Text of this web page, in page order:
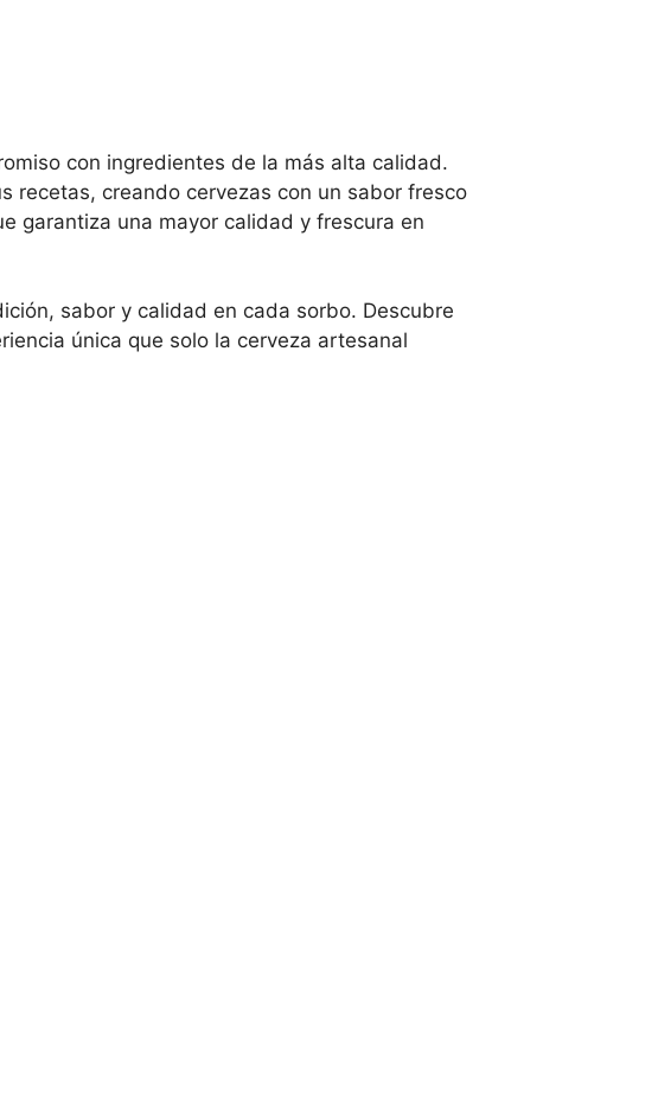
con ingredientes de la más alta calidad.
recetas, creando cervezas con un sabor fresco
garantiza una mayor calidad y frescura en
sabor y calidad en cada sorbo. Descubre
única que solo la cerveza artesanal